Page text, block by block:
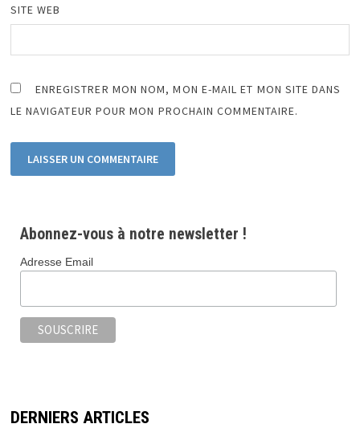
SITE WEB
ENREGISTRER MON NOM, MON E-MAIL ET MON SITE DANS
LE NAVIGATEUR POUR MON PROCHAIN COMMENTAIRE.
Abonnez-vous à notre newsletter !
Adresse Email
DERNIERS ARTICLES